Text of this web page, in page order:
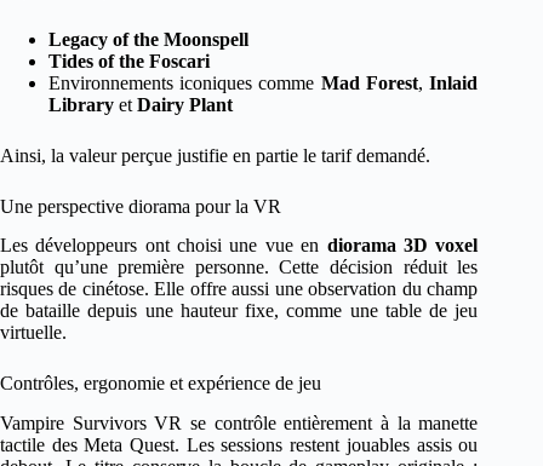
Legacy of the Moonspell
Tides of the Foscari
Environnements iconiques comme Mad Forest,Inlaid
Library et Dairy Plant
Ainsi, la valeur perçue justifie en partie le tarif demandé.
Une perspective diorama pour la VR
Les développeurs ont choisi une vue en diorama 3D voxel
plutôt qu’une première personne. Cette décision réduit les
risques de cinétose. Elle offre aussi une observation du champ
de bataille depuis une hauteur fixe, comme une table de jeu
virtuelle.
Contrôles, ergonomie et expérience de jeu
Vampire Survivors VR se contrôle entièrement à la manette
tactile des Meta Quest. Les sessions restent jouables assis ou